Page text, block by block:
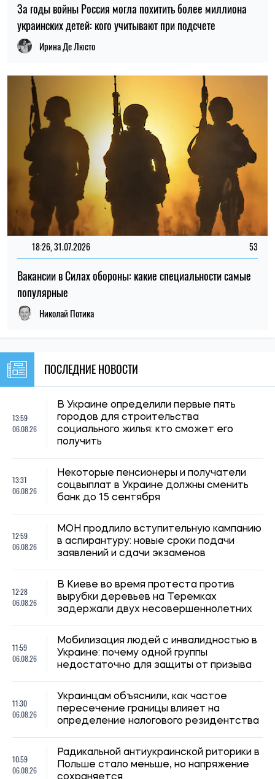
18:26, 31.07.2026
популярные
Николай Потика
ПОСЛЕДНИЕ НОВОСТИ
06.08.26
В Украине определили первые пять
городов для строительства
социального жилья: кто сможет его
получить
06.08.26
Некоторые пенсионеры и получатели
соцвыплат в Украине должны сменить
банк до 15 сентября
12:59
МОН продлило вступительную кампанию
заявлений и сдачи экзаменов
12:28
06.08.26
В Киеве во время протеста против
11:59
Мобилизация людей с инвалидностью в
Украине: почему одной группы
недостаточно для защиты от призыва
11:30
Украинцам объяснили, как частое
пересечение границы влияет на
определение налогового резидентства
10:59
Радикальной антиукраинской риторики в
Польше стало меньше, но напряжение
10:30
Отсрочка от мобилизации через
работодателя: кто может получить
бронирование и какие есть ограничения
09:59
Переселенцы в Украине могут вернуть
часть налога за аренду жилья, какие
09:30
Выплаты для пенсионеров и людей с
инвалидностью: в Черниговской области
принимают заявки на помощь
08:59
Субсидию на твердое топливо не
продлевают автоматически: актуальные